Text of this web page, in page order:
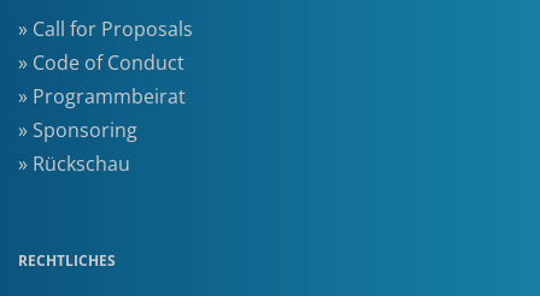
» Call for Proposals
» Code of Conduct
» Programmbeirat
» Sponsoring
» Rückschau
RECHTLICHES